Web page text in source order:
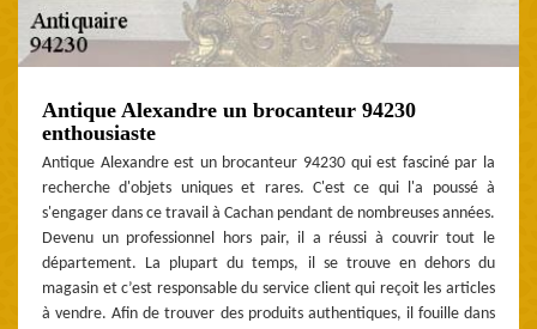
Antique Alexandre un brocanteur 94230
enthousiaste
Antique Alexandre est un brocanteur 94230 qui est fasciné par la
recherche d'objets uniques et rares. C'est ce qui l'a poussé à
s'engager dans ce travail à Cachan pendant de nombreuses années.
Devenu un professionnel hors pair, il a réussi à couvrir tout le
département. La plupart du temps, il se trouve en dehors du
magasin et c’est responsable du service client qui reçoit les articles
à vendre. Afin de trouver des produits authentiques, il fouille dans